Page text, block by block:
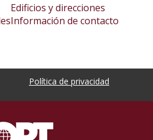
Edificios y direcciones
Información de contacto
Política de privacidad